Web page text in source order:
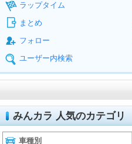
ラップタイム
まとめ
フォロー
ユーザー内検索
みんカラ 人気のカテゴリ
車種別